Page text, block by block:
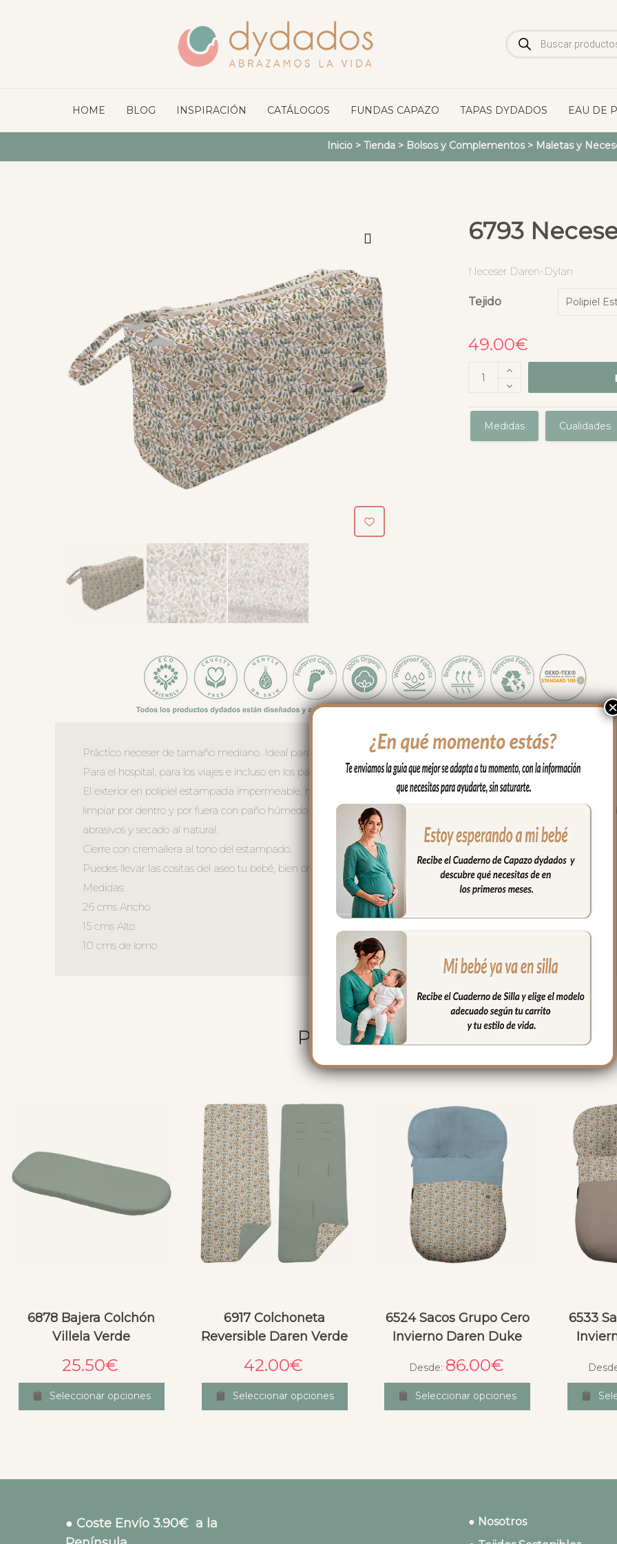
de
productos
HOME BLOG INSPIRACIÓN CATÁLOGOS FUNDAS CAPAZO TAPAS DYDADOS EAU DE
Inicio> Tienda> Bolsos y Complementos> Maletas y
6793
Neceser Daren-Dylan
Tejido
49.00€
Medidas Cualidades
Práctico neceser de tamaño mediano. Ideal para el uso diario con tu bebé.
Para el hospital, para los viajes e incluso en los paseos con tu bebé o en casa.
El exterior en polipiel estampada impermeable, muy suave y agradable. Para el interior tejido blanco
limpiar por dentro y por fuera con paño húmedo y cuando necesites puedes lavar en lavadora siempre agua fría
abrasivos y secado al natural.
Cierre con cremallera al tono del estampado.
Puedes llevar las cositas del aseo tu bebé, bien organizadas en el interior.
Medidas:
26 cms Ancho
15 cms Alto
10 cms de lomo
PRODUCTOS RELACIONADOS
6878 Bajera Colchón
Villela Verde
25.50€
Seleccionar opciones
6917 Colchoneta
Reversible Daren Verde
42.00€
Seleccionar opciones
6524 Sacos Grupo Cero
Invierno Daren Duke
Desde: 86.00€
Seleccionar opciones
6533
● Coste Envío 3.90€ a la
● Nosotros
×